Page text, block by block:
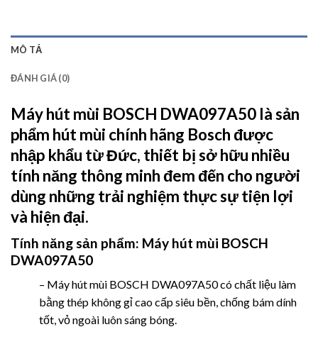
MÔ TẢ
ĐÁNH GIÁ (0)
Máy hút mùi BOSCH DWA097A50 là sản
phẩm hút mùi chính hãng Bosch được
nhập khẩu từ Đức, thiết bị sở hữu nhiều
tính năng thông minh đem đến cho người
dùng những trải nghiệm thực sự tiện lợi
và hiện đại.
Tính năng sản phẩm: Máy hút mùi BOSCH
DWA097A50
– Máy hút mùi BOSCH DWA097A50 có chất liệu làm
bằng thép không gỉ cao cấp siêu bền, chống bám dính
tốt, vỏ ngoài luôn sáng bóng.